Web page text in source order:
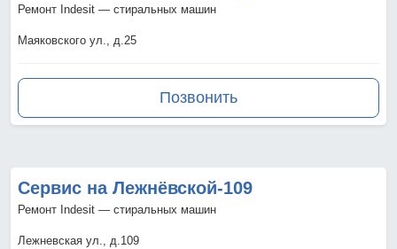
Ремонт Indesit — стиральных машин
Маяковского ул., д.25
Позвонить
Сервис на Лежнёвской-109
Ремонт Indesit — стиральных машин
Лежневская ул., д.109